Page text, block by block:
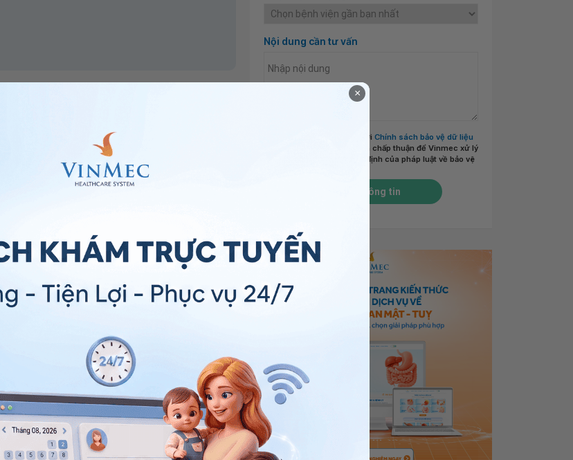
viêm, tăng cường miễn dịch, thúc đẩy
hiện chưa có nghiên cứu nào về hiệu quả và
bạn nên hạn chế sử dụng, đặc biệt là
Bác sĩ Nội soi tiêu hóa - Khoa Khám bệnh &
, đặt muaGÓI DỊCH VỤ
ứng dụng My Vinmec để quản lý, theo dõi
Chia sẻ
Điều trị đau dạ dày
Nội dung cần tư vấn
Tôi đã đọc và đồng ý với Chính sách bảo vệ dữ liệu
và chấp thuận để Vinmec xử lý
DLCN của tôi theo quy định của pháp luật về bảo vệ
Gửi thông tin
×